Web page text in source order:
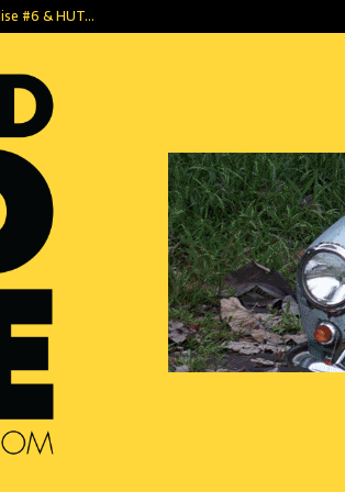
#6 & HUT…